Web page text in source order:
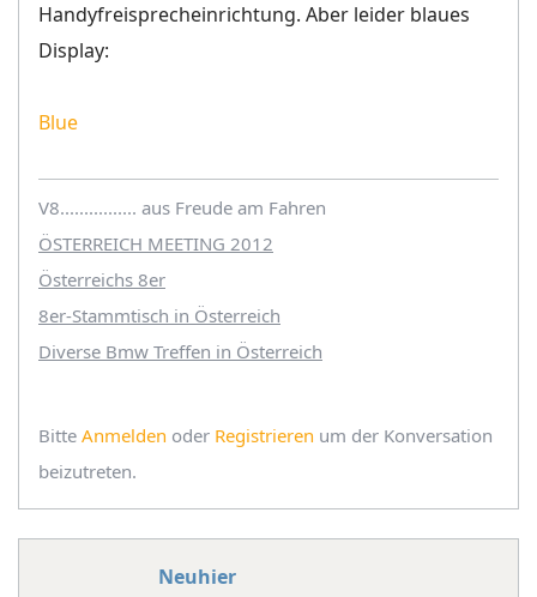
Handyfreisprecheinrichtung. Aber leider blaues
Display:
Blue
V8................ aus Freude am Fahren
ÖSTERREICH MEETING 2012
Österreichs 8er
8er-Stammtisch in Österreich
Diverse Bmw Treffen in Österreich
Bitte Anmelden oder Registrieren um der Konversation
beizutreten.
Neuhier